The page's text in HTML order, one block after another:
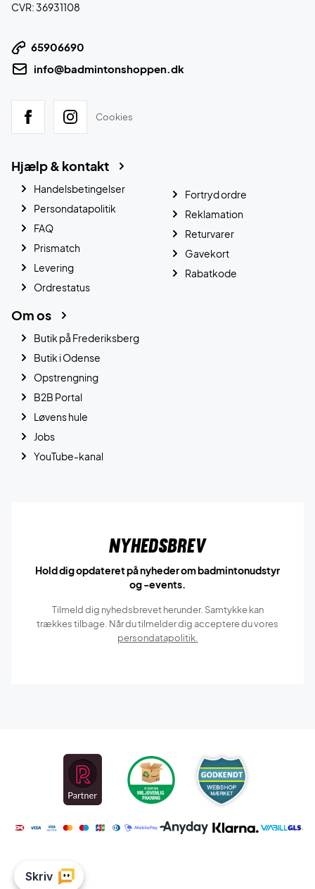
CVR: 36931108
65906690
info@badmintonshoppen.dk
Cookies
Hjælp & kontakt
Handelsbetingelser
Persondatapolitik
FAQ
Prismatch
Levering
Ordrestatus
Fortryd ordre
Reklamation
Returvarer
Gavekort
Rabatkode
Om os
Butik på Frederiksberg
Butik i Odense
Opstrengning
B2B Portal
Løvens hule
Jobs
YouTube-kanal
Nyhedsbrev
Hold dig opdateret på nyheder om badmintonudstyr
og -events.
Tilmeld dig nyhedsbrevet herunder. Samtykke kan
trækkes tilbage. Når du tilmelder dig acceptere du vores
persondatapolitik.